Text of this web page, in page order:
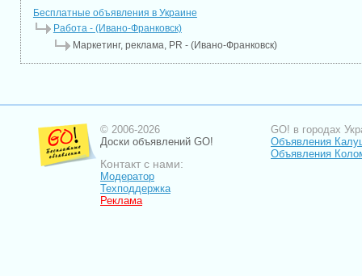
Бесплатные объявления в Украине
Работа - (Ивано-Франковск)
Маркетинг, реклама, PR - (Ивано-Франковск)
© 2006-2026
Доски объявлений GO!
Контакт с нами:
Модератор
Техподдержка
Реклама
GO! в городах
Объявления
Объявления